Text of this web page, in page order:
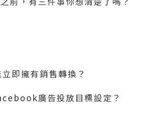
即擁有銷售轉換？
廣告投放目標設定？